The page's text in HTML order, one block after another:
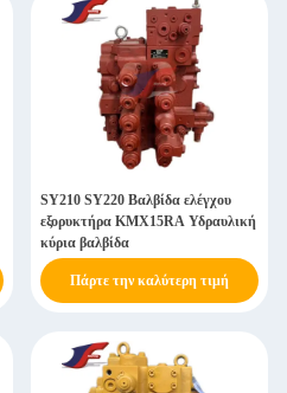
SY210 SY220 Βαλβίδα ελέγχου
εξορυκτήρα KMX15RA Υδραυλική
κύρια βαλβίδα
Πάρτε την καλύτερη τιμή